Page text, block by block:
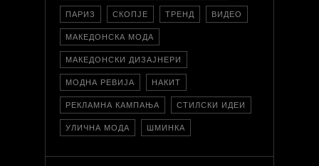
ПАРИЗ СКОПЈЕ ТРЕНД ВИДЕО
МАКЕДОНСКА МОДА
МАКЕДОНСКИ ДИЗАЈНЕРИ
МОДНА РЕВИЈА НАКИТ
РЕКЛАМНА КАМПАЊА СТИЛСКИ ИДЕИ
УЛИЧНА МОДА ШМИНКА